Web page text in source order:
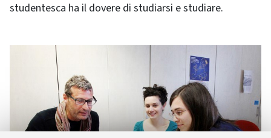
studentesca ha il dovere di studiarsi e studiare.